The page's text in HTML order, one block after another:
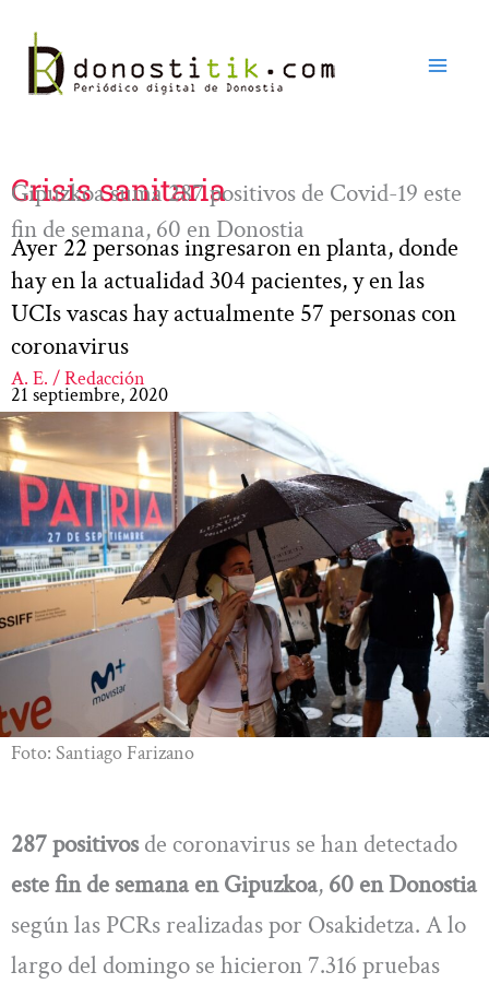
contenido
Crisis sanitaria
Gipuzkoa suma 287 positivos de Covid-19 este
fin de semana, 60 en Donostia
Ayer 22 personas ingresaron en planta, donde
hay en la actualidad 304 pacientes, y en las
UCIs vascas hay actualmente 57 personas con
coronavirus
A. E. / Redacción
21 septiembre, 2020
Foto: Santiago Farizano
287 positivosde coronavirus se han detectado
este fin de semana en Gipuzkoa, 60 en Donostia
según las PCRs realizadas por Osakidetza. A lo
largo del domingo se hicieron 7.316 pruebas